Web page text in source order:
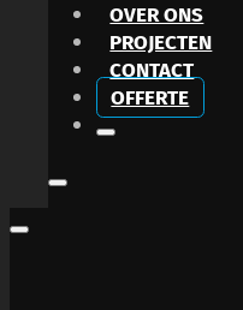
OVER ONS
PROJECTEN
CONTACT
OFFERTE